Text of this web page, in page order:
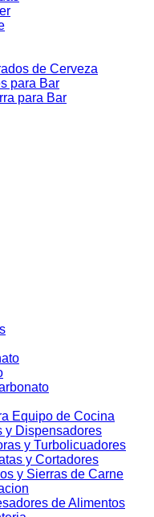
de Cerveza
para Bar
para Bar
Equipo de Cocina
y Dispensadores
y Turbolicuadores
y Cortadores
y Sierras de Carne
de Alimentos